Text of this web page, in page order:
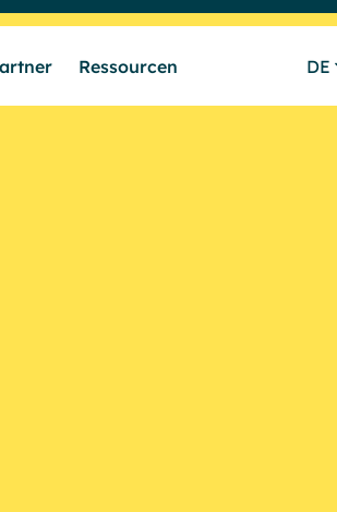
Ressourcen DE